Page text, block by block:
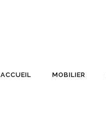
ACCUEIL MOBILIER